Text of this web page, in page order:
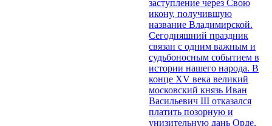
заступление через Свою
икону, получившую
название Владимирской.
Сегодняшний праздник
связан с одним важным и
судьбоносным событием в
истории нашего народа. В
конце XV века великий
московский князь Иван
Васильевич III отказался
платить позорную и
унизительную дань Орде,